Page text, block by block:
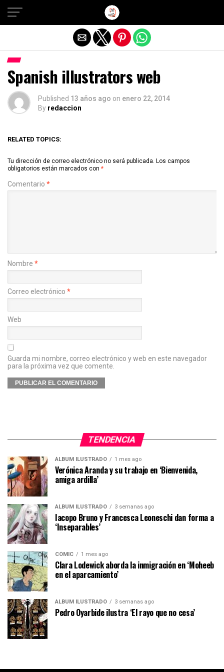
Spanish illustrators web
Published 13 años ago on enero 22, 2014
By redaccion
RELATED TOPICS:
Tu dirección de correo electrónico no será publicada. Los campos
obligatorios están marcados con *
Comentario *
Nombre *
Correo electrónico *
Web
Guarda mi nombre, correo electrónico y web en este navegador
para la próxima vez que comente.
TENDENCIA
ÁLBUM ILUSTRADO 1 mes ago
Verónica Aranda y su trabajo en ‘Bienvenida,
amiga ardilla’
ÁLBUM ILUSTRADO 3 semanas ago
Iacopo Bruno y Francesca Leoneschi dan forma a
‘Inseparables’
CÓMIC 1 mes ago
Clara Lodewick aborda la inmigración en ‘Moheeb
en el aparcamiento’
ÁLBUM ILUSTRADO 3 semanas ago
Pedro Oyarbide ilustra ‘El rayo que no cesa’
Salir de la versión móvil